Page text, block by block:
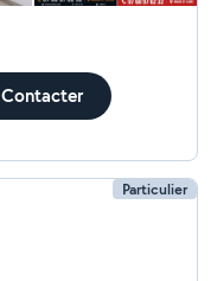
Contacter
Particulier